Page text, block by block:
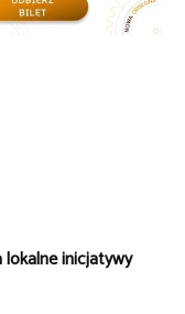
lokalne inicjatywy